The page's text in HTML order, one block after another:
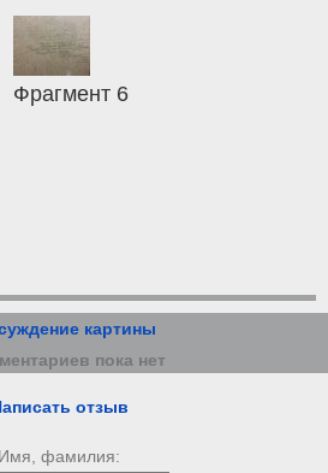
Фрагмент 6
картины
пока нет
отзыв
Имя, фамилия: